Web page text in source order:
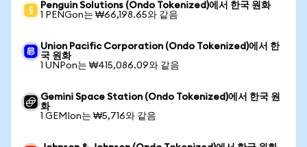
Penguin Solutions (Ondo Tokenized)에서 한국 원화
1 PENGon는 ₩66,198.65와 같음
Union Pacific Corporation (Ondo Tokenized)에서 한
국 원화
1 UNPon는 ₩415,086.09와 같음
Gemini Space Station (Ondo Tokenized)에서 한국 원
화
1 GEMIon는 ₩5,716와 같음